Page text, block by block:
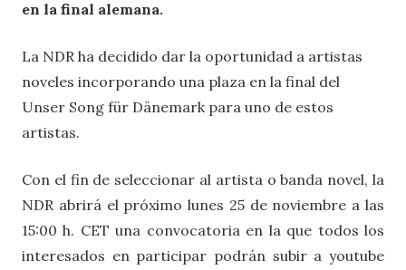
en la final alemana.
La NDR ha decidido dar la oportunidad a artistas
noveles incorporando una plaza en la final del
Unser Song für Dänemark para uno de estos
artistas.
Con el fin de seleccionar al artista o banda novel, la
NDR abrirá el próximo lunes 25 de noviembre a las
15:00 h. CET una convocatoria en la que todos los
interesados en participar podrán subir a youtube